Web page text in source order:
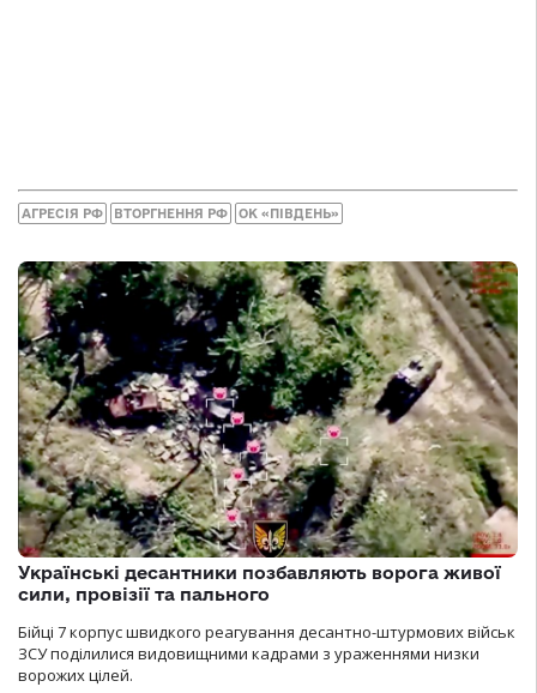
АГРЕСІЯ РФ ВТОРГНЕННЯ РФ ОК «ПІВДЕНЬ»
Українські десантники позбавляють ворога живої
сили, провізії та пального
Бійці 7 корпус швидкого реагування десантно-штурмових військ
ЗСУ поділилися видовищними кадрами з ураженнями низки
ворожих цілей.